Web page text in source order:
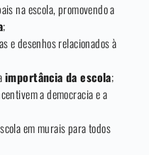
na escola, promovendo a
;
e desenhos relacionados à
importância da escola;
a democracia e a
em murais para todos